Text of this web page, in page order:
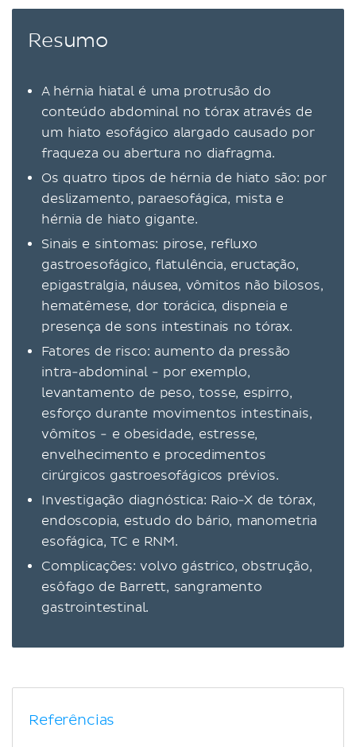
Resumo
A hérnia hiatal é uma protrusão do
conteúdo abdominal no tórax através de
um hiato esofágico alargado causado por
fraqueza ou abertura no diafragma.
Os quatro tipos de hérnia de hiato são: por
deslizamento, paraesofágica, mista e
hérnia de hiato gigante.
Sinais e sintomas: pirose, refluxo
gastroesofágico, flatulência, eructação,
epigastralgia, náusea, vômitos não bilosos,
hematêmese, dor torácica, dispneia e
presença de sons intestinais no tórax.
Fatores de risco: aumento da pressão
intra-abdominal - por exemplo,
levantamento de peso, tosse, espirro,
esforço durante movimentos intestinais,
vômitos - e obesidade, estresse,
envelhecimento e procedimentos
cirúrgicos gastroesofágicos prévios.
Investigação diagnóstica: Raio-X de tórax,
endoscopia, estudo do bário, manometria
esofágica, TC e RNM.
Complicações: volvo gástrico, obstrução,
esôfago de Barrett, sangramento
gastrointestinal.
Referências